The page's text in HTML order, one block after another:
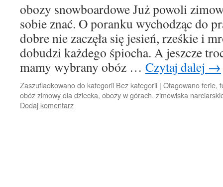
obozy snowboardowe Już powoli
sobie znać. O poranku wychodząc do
dobre nie zaczęła się jesień, rześkie i
dobudzi każdego śpiocha. A jeszcze
mamy wybrany obóz … Czytaj dalej →
Zaszufladkowano do kategorii Bez kategorii | Otagowanoferie,
obóz zimowy dla dziecka, obozy w górach, zimowiska
Dodaj komentarz